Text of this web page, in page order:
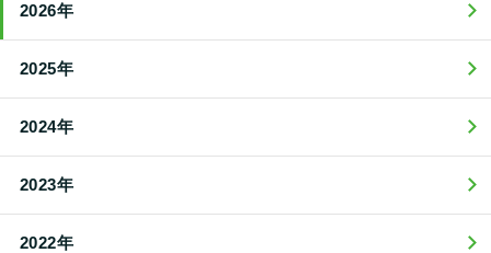
2026年
2025年
2024年
2023年
2022年